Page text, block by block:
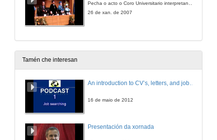
26 de xan. de 2007
Tamén che interesan
An introduction to CV’s, letters, and job searching
16 de maio de 2012
Presentación da xornada